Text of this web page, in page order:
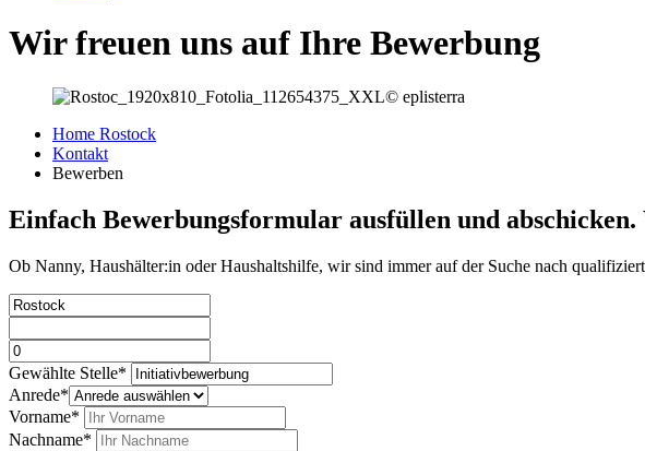
Wir freuen uns auf Ihre Bewerbung
Home Rostock
Kontakt
Bewerben
Einfach Bewerbungsformular ausfüllen und
Ob Nanny, Haushälter:in oder Haushaltshilfe, wir sind immer auf der Suche nach
Bitte nicht ausfüllen.
Gewählte Stelle*
Anrede*
Vorname*
Nachname*